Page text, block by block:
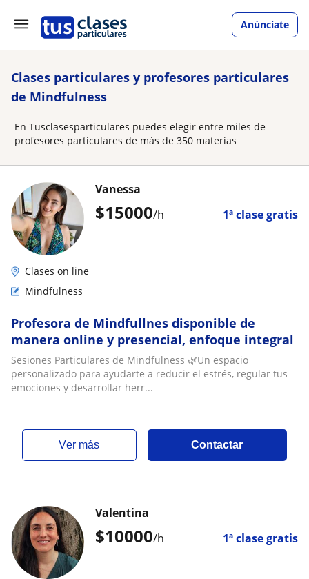
Anúnciate
Clases particulares y profesores particulares
de Mindfulness
En Tusclasesparticulares puedes elegir entre miles de
profesores particulares de más de 350 materias
$15000/h 1ª clase gratis
Vanessa
Clases on line
Mindfulness
Profesora de Mindfullnes disponible de
manera online y presencial, enfoque integral
Sesiones Particulares de Mindfulness 🌿Un espacio
personalizado para ayudarte a reducir el estrés, regular tus
emociones y desarrollar herr...
ver más Contactar
$10000/h 1ª clase gratis
Valentina